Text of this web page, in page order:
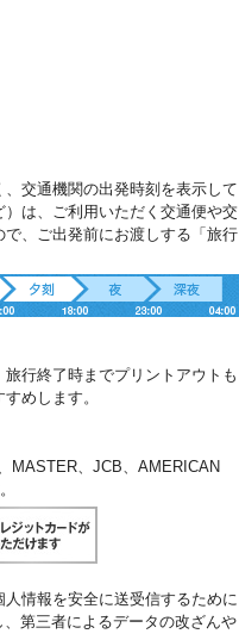
交通機関の出発時刻を表示して
は、ご利用いただく交通便や交
、ご出発前にお渡しする「旅行
行終了時までプリントアウトも
めします。
MASTER、JCB、AMERICAN
情報を安全に送受信するために
第三者によるデータの改ざんや